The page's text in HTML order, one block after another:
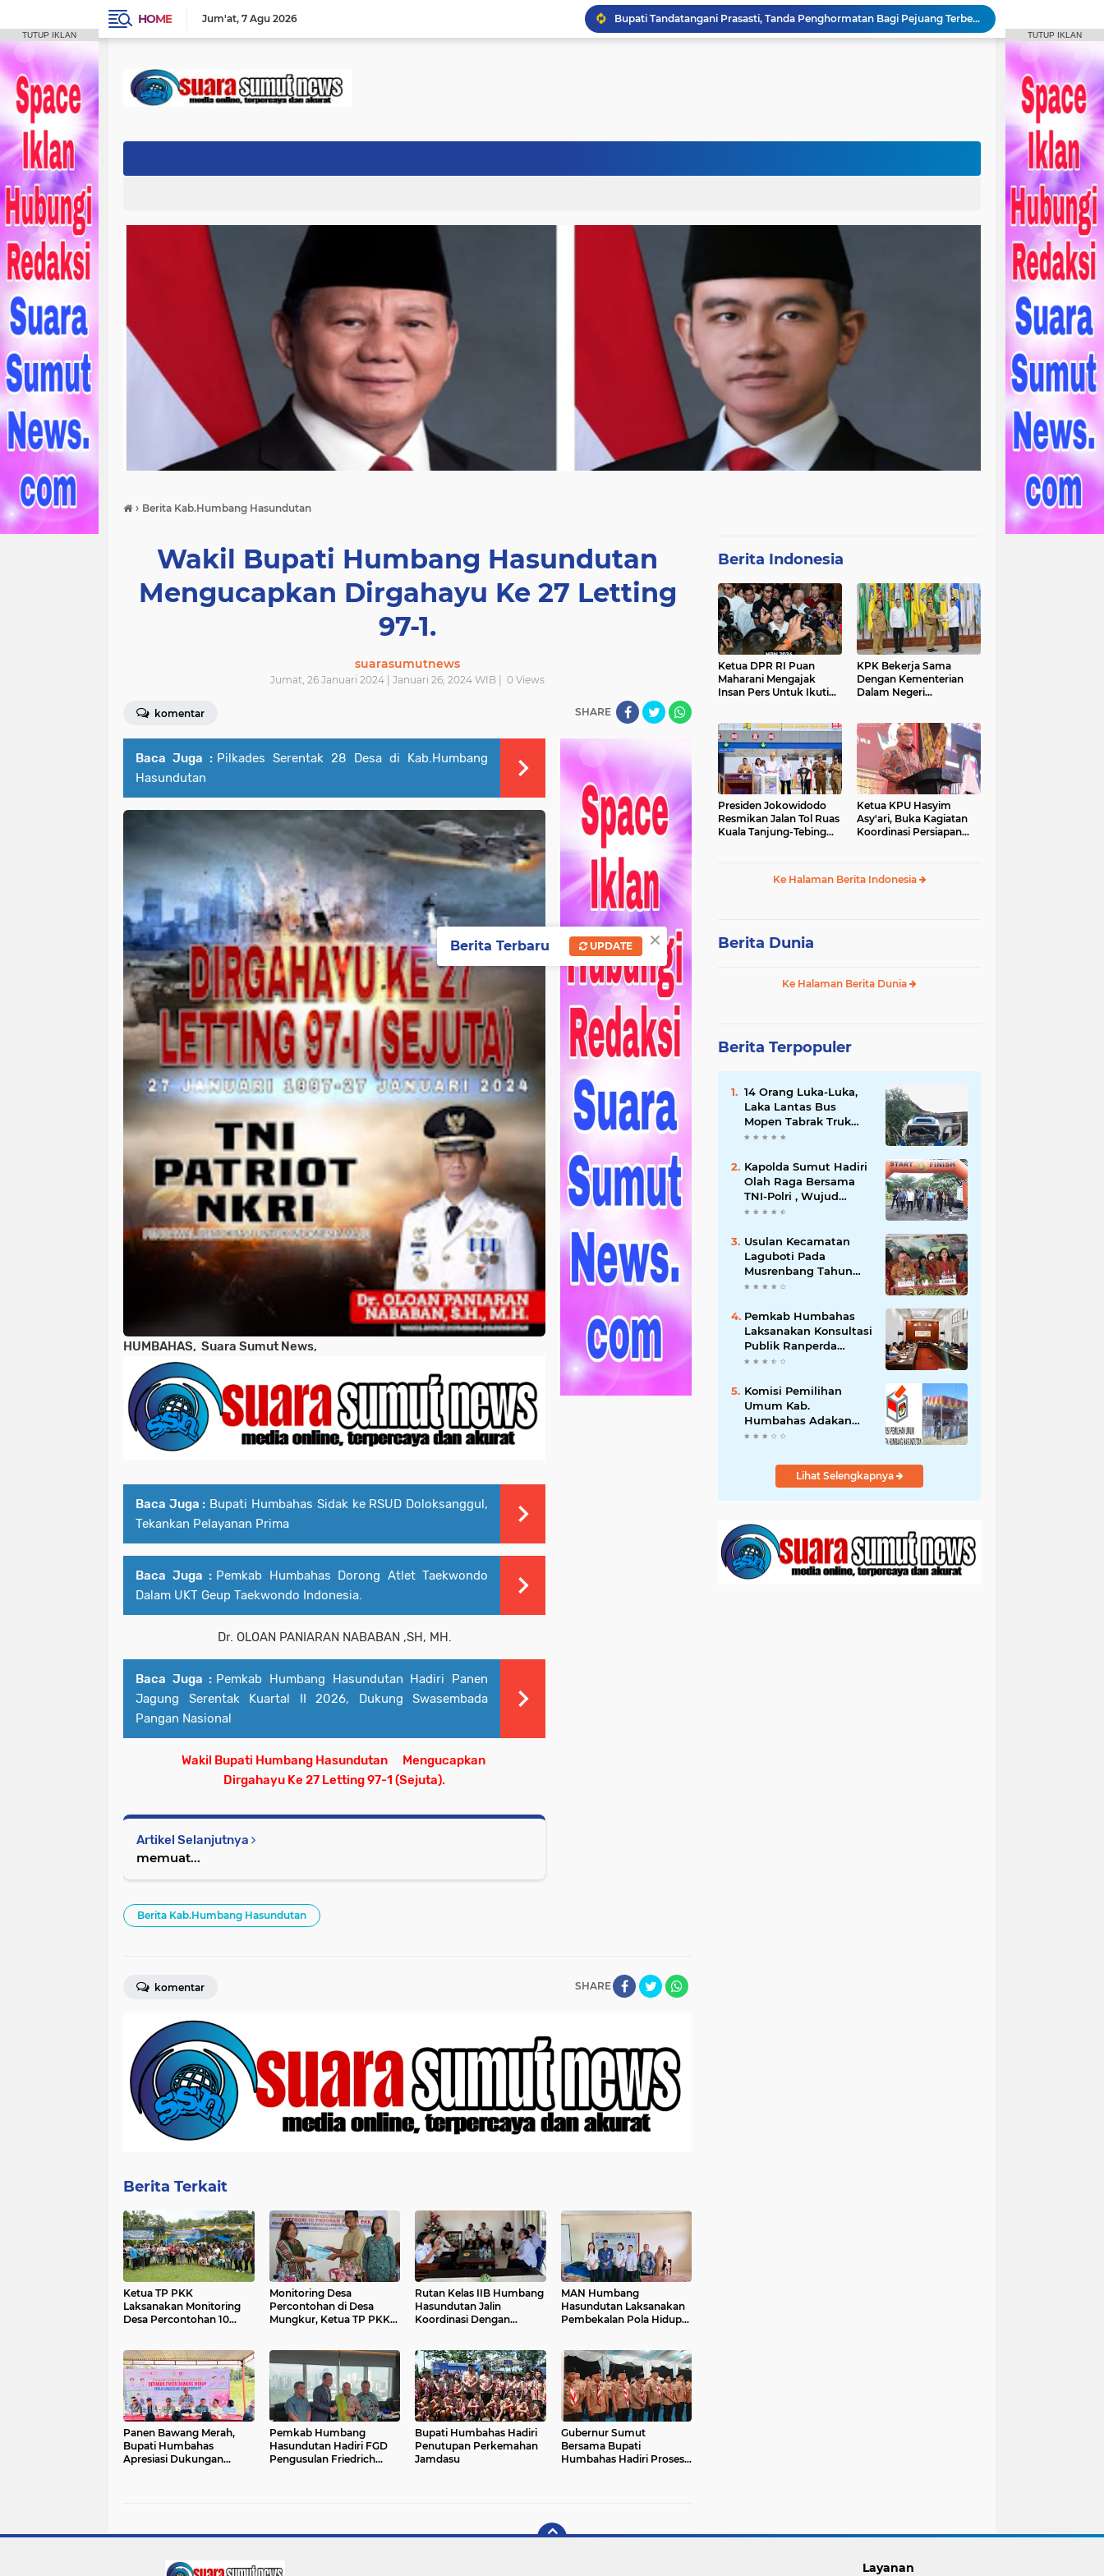
HOME Jum'at 7 Agu 2026
Bupati Humbahas Tutup Bupati Cup, Puluhan Ribu Penonton Padati Lapangan Merdeka Saksikan Final.
Bupati Humbahas Berikan Apresiasi kepada ‘Pahlawan Orange’ Ditengah Rangkaian Kegiatan HUT ke-23 Kab. Humbahas
Rangkaian HUT Ke-23 Humbahas KEREN, Artis “Halak Hita” Semarakkan Suasana di Bukit Inspirasi
› Berita Kab.Humbang Hasundutan
Wakil Bupati Humbang Hasundutan
Mengucapkan Dirgahayu Ke 27 Letting
97-1.
suarasumutnews
Jumat, 26 Januari 2024 | Januari 26, 2024 WIB | 0 Views
komentar SHARE
Baca Juga : Pilkades Serentak 28 Desa di Kab.Humbang
Hasundutan
HUMBAHAS, Suara Sumut News,
Baca Juga : Bupati Humbahas Sidak ke RSUD Doloksanggul,
Tekankan Pelayanan Prima
Baca Juga : Pemkab Humbahas Dorong Atlet Taekwondo
Dalam UKT Geup Taekwondo Indonesia.
Dr. OLOAN PANIARAN NABABAN ,SH, MH.
Baca Juga : Pemkab Humbang Hasundutan Hadiri Panen
Jagung Serentak Kuartal II 2026, Dukung Swasembada
Pangan Nasional
Wakil Bupati Humbang Hasundutan Mengucapkan
Dirgahayu Ke 27 Letting 97-1 (Sejuta).
Artikel Selanjutnya
memuat...
Berita Kab.Humbang Hasundutan
SHARE
komentar
Berita Terkait
Ketua TP PKK
Laksanakan Monitoring
Desa Percontohan 10
Monitoring Desa
Percontohan di Desa
Mungkur, Ketua TP PKK
Rutan Kelas IIB Humbang
Hasundutan Jalin
Koordinasi Dengan
Klinik
MAN Humbang
Hasundutan Laksanakan
Pembekalan Pola Hidup
Panen Bawang Merah,
Bupati Humbahas
Apresiasi Dukungan
Pemkab Humbang
Hasundutan Hadiri FGD
Pengusulan Friedrich
Bupati Humbahas Hadiri
Penutupan Perkemahan
Jamdasu
Gubernur Sumut
Bersama Bupati
Humbahas Hadiri Prosesi
Berita Indonesia
Ketua DPR RI Puan
Maharani Mengajak
Insan Pers Untuk Ikuti
KPK Bekerja Sama
Dengan Kementerian
Dalam Negeri
Presiden Jokowidodo
Resmikan Jalan Tol Ruas
Kuala Tanjung-Tebing
Ketua KPU Hasyim
Asy'ari, Buka Kagiatan
Koordinasi Persiapan
Ke Halaman Berita Indonesia
Berita Dunia
Ke Halaman Berita Dunia
Berita Terpopuler
14 Orang Luka-Luka,
Laka Lantas Bus
Mopen Tabrak Truk
Sedang Parkir Di
Kapolda Sumut Hadiri
Olah Raga Bersama
TNI-Polri , Wujud
Kebersamaan Menjaga
Usulan Kecamatan
Laguboti Pada
Musrenbang Tahun
2025, Bupati Toba
Mendukung
Pertumbuhan
Pariwisata.
Pemkab Humbahas
Laksanakan Konsultasi
Publik Ranperda
Pemajuan
Komisi Pemilihan
Umum Kab.
Humbahas Adakan
Sosialisasi & Simulasi,
Rekapitulasi Suara.
Lihat Selengkapnya
Layanan
TUTUP IKLAN TUTUP IKLAN
×
Berita Terbaru UPDATE